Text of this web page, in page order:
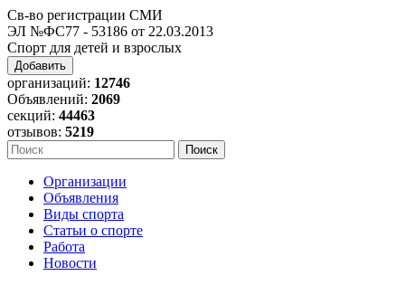
Св-во регистрации СМИ
ЭЛ №ФС77 - 53186 от 22.03.2013
Спорт для детей и взрослых
Добавить
организаций: 12746
Объявлений: 2069
секций: 44463
отзывов: 5219
Организации
Объявления
Виды спорта
Статьи о спорте
Работа
Новости